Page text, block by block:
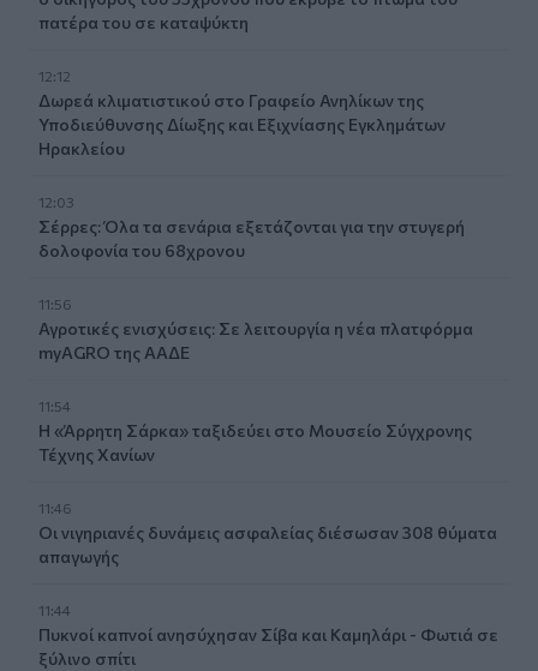
πατέρα του σε καταψύκτη
12:12
Δωρεά κλιματιστικού στο Γραφείο Ανηλίκων της
Υποδιεύθυνσης Δίωξης και Εξιχνίασης Εγκλημάτων
Ηρακλείου
12:03
Σέρρες: Όλα τα σενάρια εξετάζονται για την στυγερή
δολοφονία του 68χρονου
11:56
Αγροτικές ενισχύσεις: Σε λειτουργία η νέα πλατφόρμα
myAGRO της ΑΑΔΕ
11:54
Η «Άρρητη Σάρκα» ταξιδεύει στο Μουσείο Σύγχρονης
Τέχνης Χανίων
11:46
Οι νιγηριανές δυνάμεις ασφαλείας διέσωσαν 308 θύματα
απαγωγής
11:44
Πυκνοί καπνοί ανησύχησαν Σίβα και Καμηλάρι - Φωτιά σε
ξύλινο σπίτι